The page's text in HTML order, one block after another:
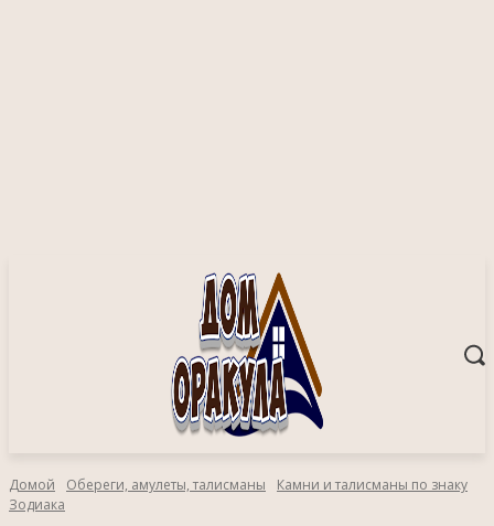
Домой Обереги, амулеты, талисманы
Камни и талисманы по знаку
Зодиака